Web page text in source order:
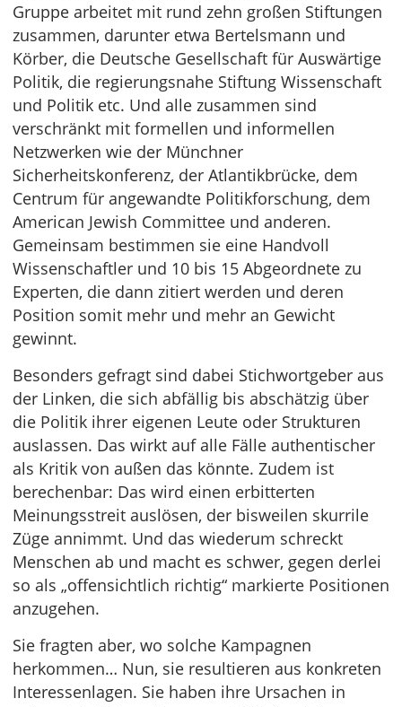
Gruppe arbeitet mit rund zehn großen Stiftungen
zusammen, darunter etwa Bertelsmann und
Körber, die Deutsche Gesellschaft für Auswärtige
Politik, die regierungsnahe Stiftung Wissenschaft
und Politik etc. Und alle zusammen sind
verschränkt mit formellen und informellen
Netzwerken wie der Münchner
Sicherheitskonferenz, der Atlantikbrücke, dem
Centrum für angewandte Politikforschung, dem
American Jewish Committee und anderen.
Gemeinsam bestimmen sie eine Handvoll
Wissenschaftler und 10 bis 15 Abgeordnete zu
Experten, die dann zitiert werden und deren
Position somit mehr und mehr an Gewicht
gewinnt.
Besonders gefragt sind dabei Stichwortgeber aus
der Linken, die sich abfällig bis abschätzig über
die Politik ihrer eigenen Leute oder Strukturen
auslassen. Das wirkt auf alle Fälle authentischer
als Kritik von außen das könnte. Zudem ist
berechenbar: Das wird einen erbitterten
Meinungsstreit auslösen, der bisweilen skurrile
Züge annimmt. Und das wiederum schreckt
Menschen ab und macht es schwer, gegen derlei
so als „offensichtlich richtig“ markierte Positionen
anzugehen.
Sie fragten aber, wo solche Kampagnen
herkommen… Nun, sie resultieren aus konkreten
Interessenlagen. Sie haben ihre Ursachen in